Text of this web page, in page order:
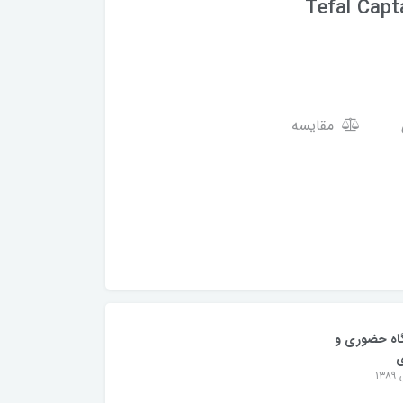
Tefal
مقایسه
حضوری و